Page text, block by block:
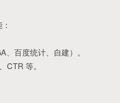
百度统计、自建）。
CTR 等。